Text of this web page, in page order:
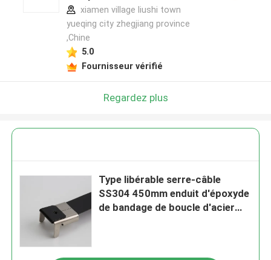
xiamen village liushi town
yueqing city zhegjiang province
,Chine
5.0
Fournisseur vérifié
Regardez plus
Type libérable serre-câble
SS304 450mm enduit d'époxyde
de bandage de boucle d'acier